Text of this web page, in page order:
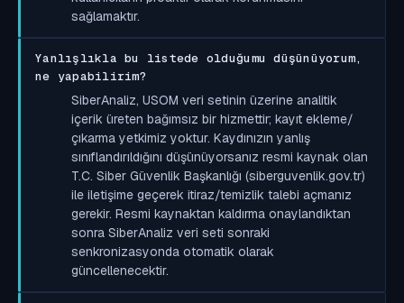
sağlamaktır.
Yanlışlıkla bu listede olduğumu düşünüyorum,
ne yapabilirim?
SiberAnaliz, USOM veri setinin üzerine analitik
içerik üreten bağımsız bir hizmettir; kayıt ekleme/
çıkarma yetkimiz yoktur. Kaydınızın yanlış
sınıflandırıldığını düşünüyorsanız resmi kaynak olan
T.C. Siber Güvenlik Başkanlığı (siberguvenlik.gov.tr)
ile iletişime geçerek itiraz/temizlik talebi açmanız
gerekir. Resmi kaynaktan kaldırma onaylandıktan
sonra SiberAnaliz veri seti sonraki
senkronizasyonda otomatik olarak
güncellenecektir.